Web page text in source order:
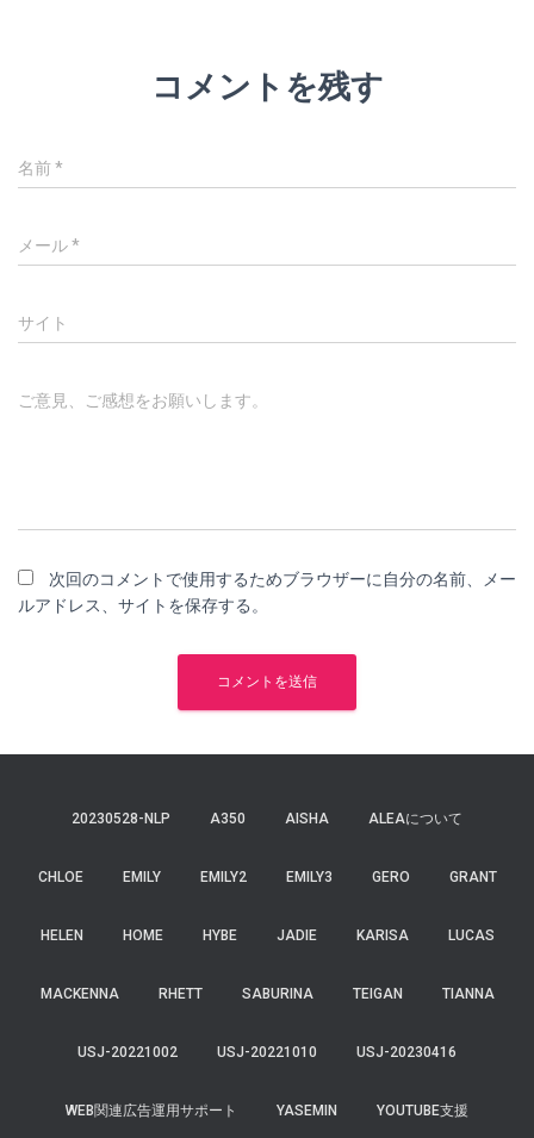
コメントを残す
名前*
メール*
サイト
ご意見、ご感想をお願いします。
次回のコメントで使用するためブラウザーに自分の名前、メー
ルアドレス、サイトを保存する。
20230528-NLP A350 AISHA ALEAについて
CHLOE EMILY EMILY2 EMILY3 GERO GRANT
HELEN HOME HYBE JADIE KARISA LUCAS
MACKENNA RHETT SABURINA TEIGAN TIANNA
USJ-20221002 USJ-20221010 USJ-20230416
WEB関連広告運用サポート YASEMIN YOUTUBE支援